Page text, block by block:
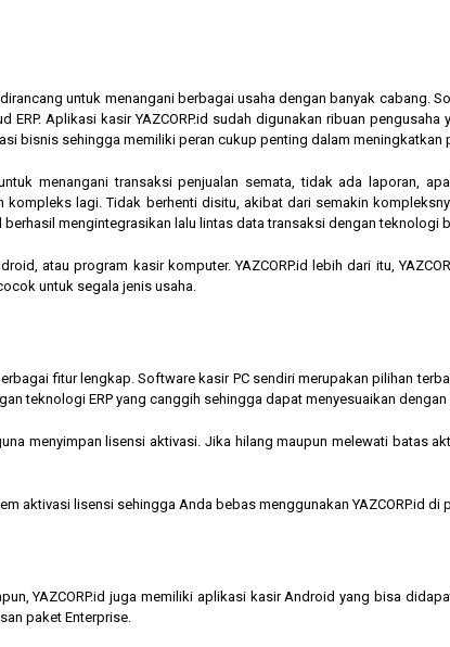
untuk menangani berbagai usaha dengan banyak cabang.
Aplikasi kasir YAZCORP.id sudah digunakan ribuan pengusaha
bisnis sehingga memiliki peran cukup penting dalam meningkatkan
menangani transaksi penjualan semata, tidak ada laporan,
lagi. Tidak berhenti disitu, akibat dari semakin
mengintegrasikan lalu lintas data transaksi dengan teknologi
atau program kasir komputer. YAZCORP.id lebih dari itu,
untuk segala jenis usaha.
fitur lengkap. Software kasir PC sendiri merupakan pilihan
teknologi ERP yang canggih sehingga dapat menyesuaikan
menyimpan lisensi aktivasi. Jika hilang maupun melewati batas
aktivasi lisensi sehingga Anda bebas menggunakan YAZCORP.id di
YAZCORP.id juga memiliki aplikasi kasir Android yang bisa
paket Enterprise.